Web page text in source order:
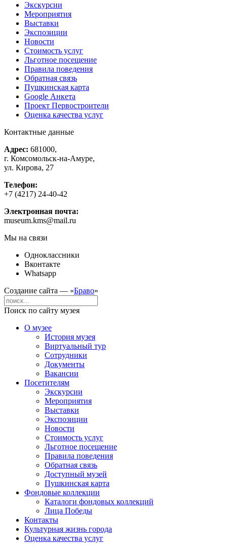
Экскурсии
Мероприятия
Выставки
Экспозиции
Новости
Стоимость услуг
Льготное посещение
Правила поведения
Обратная связь
Пушкинская карта
Google Анкета
Проект Первостроители
Оценка качества услуг
Контактные данные
Адрес: 681000,
г. Комсомольск-на-Амуре,
ул. Кирова, 27
Телефон:
+7 (4217) 24-40-42
Электронная почта:
museum.kms@mail.ru
Мы на связи
Одноклассники
Вконтакте
Whatsapp
Создание сайта — «Браво»
Поиск по сайту музея
О музее
История музея
Виртуальный тур
Сотрудники
Документы
Вакансии
Посетителям
Экскурсии
Мероприятия
Выставки
Экспозиции
Новости
Стоимость услуг
Льготное посещение
Правила поведения
Обратная связь
Доступный музей
Пушкинская карта
Фондовые коллекции
Каталоги фондовых коллекций
Лица Победы
Контакты
Культурная жизнь города
Оценка качества услуг